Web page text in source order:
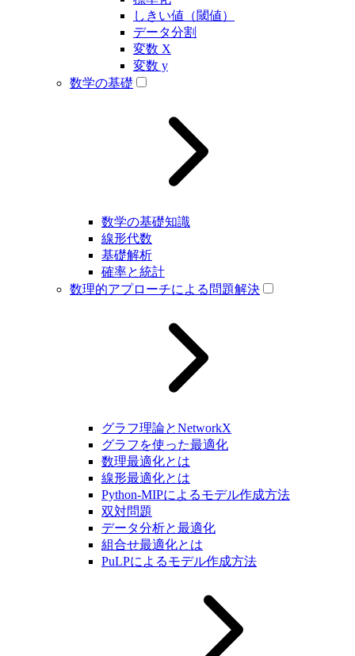
しきい値（閾値）
データ分割
変数 X
変数 y
数学の基礎
数学の基礎知識
線形代数
基礎解析
確率と統計
数理的アプローチによる問題解決
グラフ理論とNetworkX
グラフを使った最適化
数理最適化とは
線形最適化とは
Python-MIPによるモデル作成方法
双対問題
データ分析と最適化
組合せ最適化とは
PuLPによるモデル作成方法